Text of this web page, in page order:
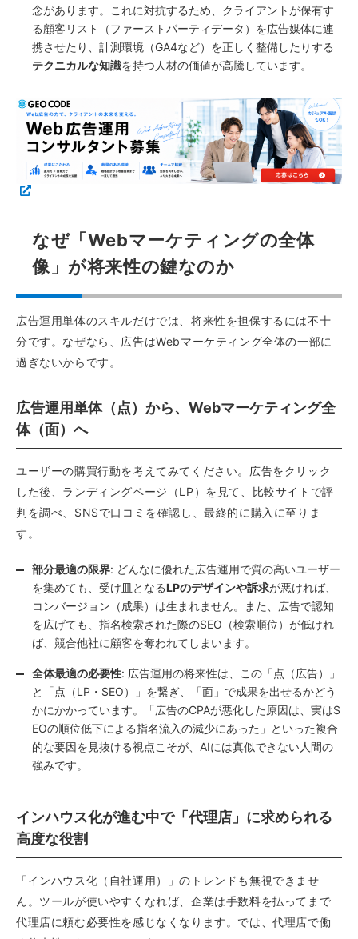
念があります。これに対抗するため、クライアントが保有す
る顧客リスト（ファーストパーティデータ）を広告媒体に連
携させたり、計測環境（GA4など）を正しく整備したりする
テクニカルな知識を持つ人材の価値が高騰しています。
なぜ「Webマーケティングの全体
像」が将来性の鍵なのか
広告運用単体のスキルだけでは、将来性を担保するには不十
分です。なぜなら、広告はWebマーケティング全体の一部に
過ぎないからです。
広告運用単体（点）から、Webマーケティング全
体（面）へ
ユーザーの購買行動を考えてみてください。広告をクリック
した後、ランディングページ（LP）を見て、比較サイトで評
判を調べ、SNSで口コミを確認し、最終的に購入に至りま
す。
部分最適の限界: どんなに優れた広告運用で質の高いユーザー
を集めても、受け皿となるLPのデザインや訴求が悪ければ、
コンバージョン（成果）は生まれません。また、広告で認知
を広げても、指名検索された際のSEO（検索順位）が低けれ
ば、競合他社に顧客を奪われてしまいます。
全体最適の必要性: 広告運用の将来性は、この「点（広告）」
と「点（LP・SEO）」を繋ぎ、「面」で成果を出せるかどう
かにかかっています。「広告のCPAが悪化した原因は、実はS
EOの順位低下による指名流入の減少にあった」といった複合
的な要因を見抜ける視点こそが、AIには真似できない人間の
強みです。
インハウス化が進む中で「代理店」に求められる
高度な役割
「インハウス化（自社運用）」のトレンドも無視できませ
ん。ツールが使いやすくなれば、企業は手数料を払ってまで
代理店に頼む必要性を感じなくなります。では、代理店で働